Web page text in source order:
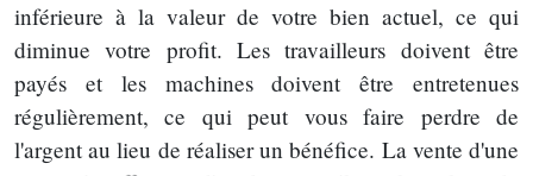
inférieure à la valeur de votre bien actuel, ce qui
diminue votre profit. Les travailleurs doivent être
payés et les machines doivent être entretenues
régulièrement, ce qui peut vous faire perdre de
l'argent au lieu de réaliser un bénéfice. La vente d'une